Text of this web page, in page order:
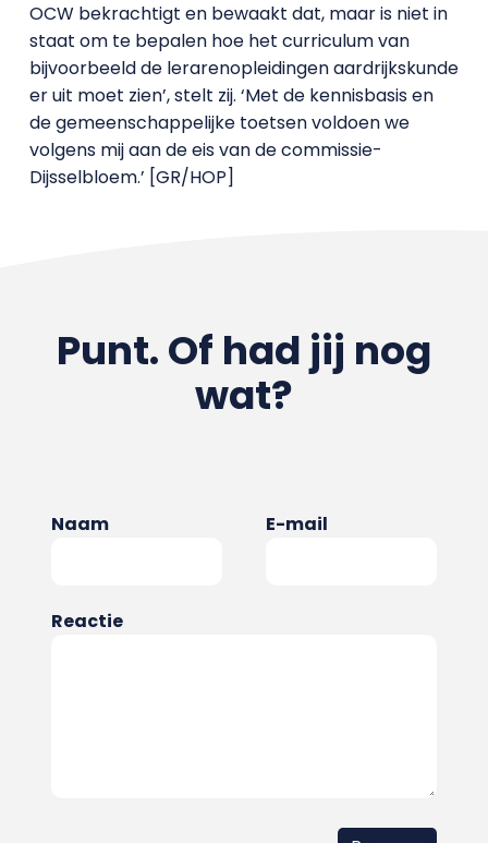
OCW bekrachtigt en bewaakt dat, maar is niet in
staat om te bepalen hoe het curriculum van
bijvoorbeeld de lerarenopleidingen aardrijkskunde
er uit moet zien’, stelt zij. ‘Met de kennisbasis en
de gemeenschappelijke toetsen voldoen we
volgens mij aan de eis van de commissie-
Dijsselbloem.’ [GR/HOP]
Punt. Of had jij nog
wat?
Naam E-mail
Reactie